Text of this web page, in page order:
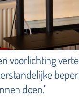
voorlichting
doen."